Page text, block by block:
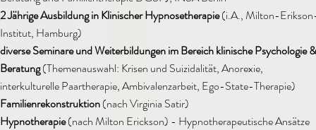
2 Jährige Ausbildung in Klinischer Hypnosetherapie(i.A., Milton-
Institut, Hamburg)
diverse Seminare und Weiterbildungen im Bereich klinische Psychologie &
Beratung(Themenauswahl: Krisen und Suizidalität, Anorexie,
interkulturelle Paartherapie, Ambivalenzarbeit, Ego-State-Therapie)
Familienrekonstruktion(nach Virginia Satir)
Hypnotherapie(nach Milton Erickson) - Hypnotherapeutische Ansätze